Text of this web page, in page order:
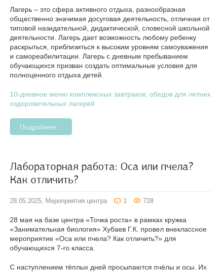
Лагерь – это сфера активного отдыха, разнообразная
общественно значимая досуговая деятельность, отличная от
типовой назидательной, дидактической, словесной школьной
деятельности. Лагерь дает возможность любому ребенку
раскрыться, приблизиться к высоким уровням самоуважения
и самореабилитации. Лагерь с дневным пребыванием
обучающихся призван создать оптимальные условия для
полноценного отдыха детей.
10-дневное меню комплексных завтраков, обедов для летних
оздоровительных лагерей
Подробнее...
Лабораторная работа: Оса или пчела?
Как отличить?
28.05.2025, Мероприятия центра 1 728
28 мая на базе центра «Точка роста» в рамках кружка
«Занимательная биология» Хубаев Г.К. провел внеклассное
мероприятие «Оса или пчела? Как отличить?» для
обучающихся 7-го класса.
С наступлением тёплых дней просыпаются пчёлы и осы. Их